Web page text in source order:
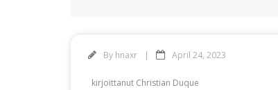
By hnaxr April 24, 2023
kirjoittanut Christian Duque